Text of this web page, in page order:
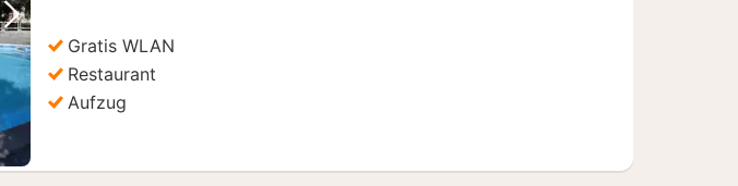
Nächstes Bild
Gratis WLAN
Restaurant
Aufzug